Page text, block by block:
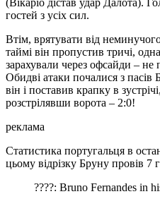
(Вікаріо дістав удар Далота).
гостей з усіх сил.
Втім, врятувати від
таймі він пропустив тричі,
зарахували через офсайди – не
Обидві атаки почалися з
він і поставив крапку в
розстрілявши ворота – 2:0!
реклама
Статистика португальця в
цьому відрізку Бруну провів 7
????: Bruno Fernandes in